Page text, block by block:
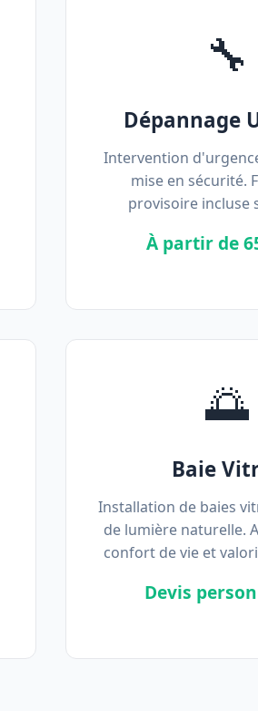
🔧
Dépannage
Intervention
mise en sécurité.
provisoire incluse
À partir de
🌅
Baie
Installation de baies
de lumière naturelle.
confort de vie et
Devis